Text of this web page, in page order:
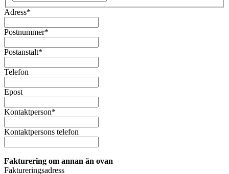
Adress*
Postnummer*
Postanstalt*
Telefon
Epost
Kontaktperson*
Kontaktpersons telefon
Fakturering om annan än ovan
Faktureringsadress